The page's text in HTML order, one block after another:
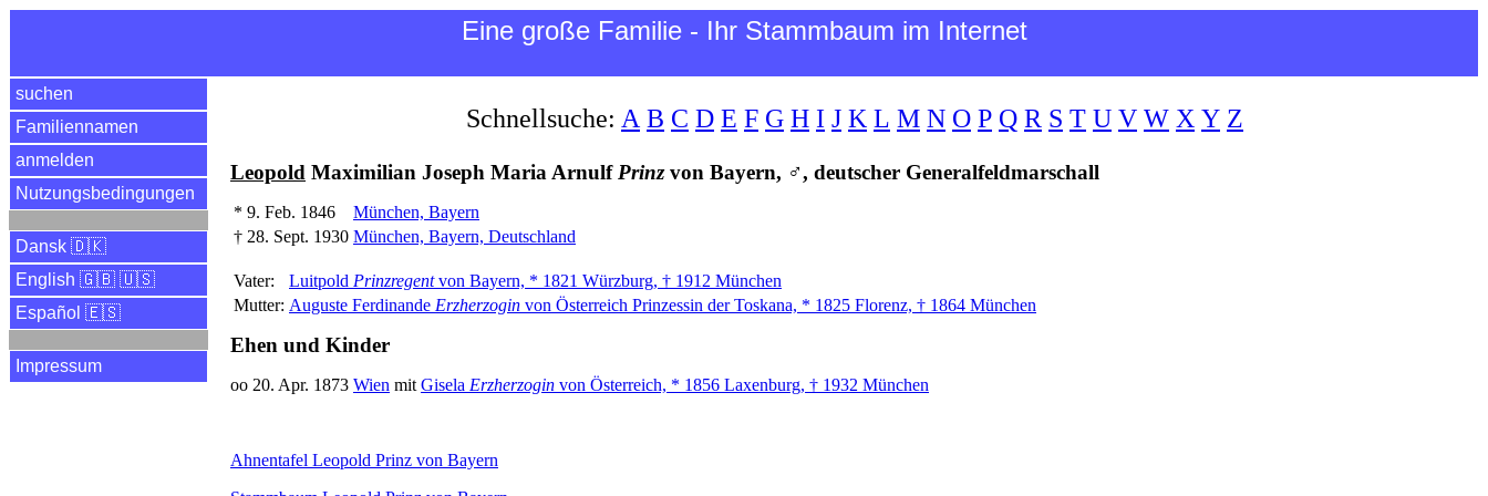
Eine große Familie - Ihr Stammbaum im Internet
suchen
Familiennamen
anmelden
Nutzungsbedingungen
Dansk 🇩🇰
English 🇬🇧 🇺🇸
Español 🇪🇸
Impressum
Schnellsuche: A B C D E F G H I J K L M N O P Q R S T U V W X Y Z
Leopold Maximilian Joseph Maria Arnulf Prinzvon Bayern, ♂, deutscher Generalfeldmarschall
* 9. Feb. 1846
München, Bayern
† 28. Sept. 1930 München, Bayern, Deutschland
Vater: Luitpold Prinzregentvon Bayern, * 1821 Würzburg, † 1912 München
Mutter: Auguste Ferdinande Erzherzogin von Österreich Prinzessin der Toskana, * 1825 Florenz, † 1864 München
Ehen und Kinder
oo 20. Apr. 1873 Wien mit Gisela Erzherzogin von Österreich, * 1856 Laxenburg, † 1932 München
Ahnentafel Leopold Prinz von Bayern